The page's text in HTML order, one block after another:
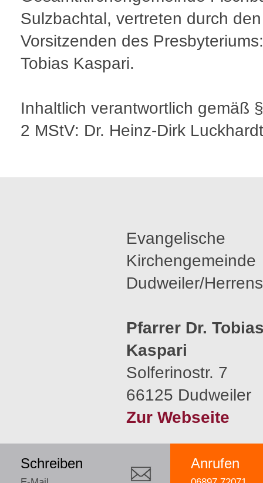
Sulzbachtal, vertreten durch den
Vorsitzenden des
Tobias Kaspari.
Inhaltlich verantwortlich gemäß
2 MStV: Dr. Heinz-Dirk Luckhardt
Evangelische
Kirchengemeinde
Dudweiler/
Pfarrer Dr.
Kaspari
Solferinostr. 7
66125 Dudweiler
Zur Webseite
Anrufen
Schreiben